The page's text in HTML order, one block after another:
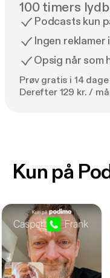
100 timers
Podcasts kun
Ingen
Opsig når som
Prøv gratis i 14 dage
Derefter 129 kr. /
Kun på